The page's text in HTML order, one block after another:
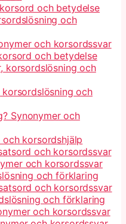
och betydelse
och
och korsordssvar
och betydelse
korsordslösning och
och
Synonymer och
korsordshjälp
och korsordssvar
och korsordssvar
och förklaring
och korsordssvar
och förklaring
och korsordssvar